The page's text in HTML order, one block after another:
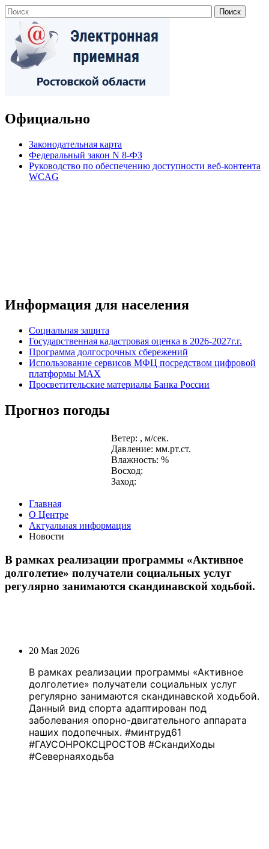
Официально
Законодательная карта
Федеральный закон N 8-ФЗ
Руководство по обеспечению доступности веб-контента
WCAG
Информация для населения
Социальная защита
Государственная кадастровая оценка в 2026-2027г.г.
Программа долгосрочных сбережений
Использование сервисов МФЦ посредством цифровой
платформы MAX
Просветительские материалы Банка России
Прогноз погоды
Ветер: , м/сек.
Давление: мм.рт.ст.
Влажность: %
Восход:
Заход:
Главная
О Центре
Актуальная информация
Новости
В рамках реализации программы «Активное
долголетие» получатели социальных услуг
регулярно занимаются скандинавской ходьбой.
20 Мая 2026
В рамках реализации программы «Активное
долголетие» получатели социальных услуг
регулярно занимаются скандинавской ходьбой.
Данный вид спорта адаптирован под
заболевания опорно-двигательного аппарата
наших подопечных. #минтруд61
#ГАУСОНРОКСЦРОСТОВ #СкандиХоды
#Севернаяходьба